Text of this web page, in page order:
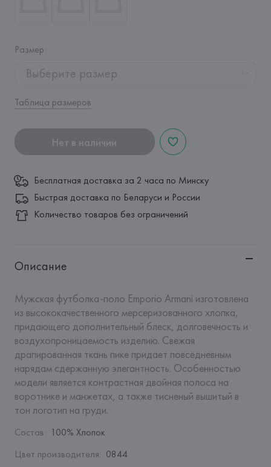
Размер:
Выберите размер
Таблица размеров
Нет в наличии
Бесплатная доставка за 2 часа по Минску
Быстрая доставка по Беларуси и России
Количество товаров без ограничений
Описание
Мужская футболка-поло Emporio Armani изготовлена
из высококачественного мерсеризованного хлопка,
придающего дополнительный блеск, долговечность и
воздухопроницаемость изделию. Свежая
драпированная ткань пике придает повседневным
нарядам сдержанную элегантность. Особенностью
модели является контрастная двойная полоса на
воротнике и манжетах, а также тисненый вышитый в
тон логотип на груди.
Состав: 100% Хлопок
Цвет производителя: 0844